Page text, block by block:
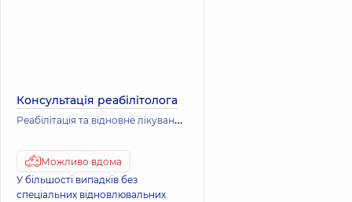
Консультація реабілітолога
Р
еабілітація та відновне лікування
Можливо вдома
У більшості випадків без
спеціальних відновлювальних